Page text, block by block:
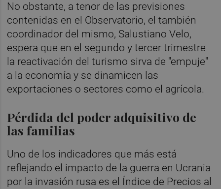
No obstante, a tenor de las previsiones
contenidas en el Observatorio, el también
coordinador del mismo, Salustiano Velo,
espera que en el segundo y tercer trimestre
la reactivación del turismo sirva de "empuje"
a la economía y se dinamicen las
exportaciones o sectores como el agrícola.
Pérdida del poder adquisitivo de
las familias
Uno de los indicadores que más está
reflejando el impacto de la guerra en Ucrania
por la invasión rusa es el Índice de Precios al